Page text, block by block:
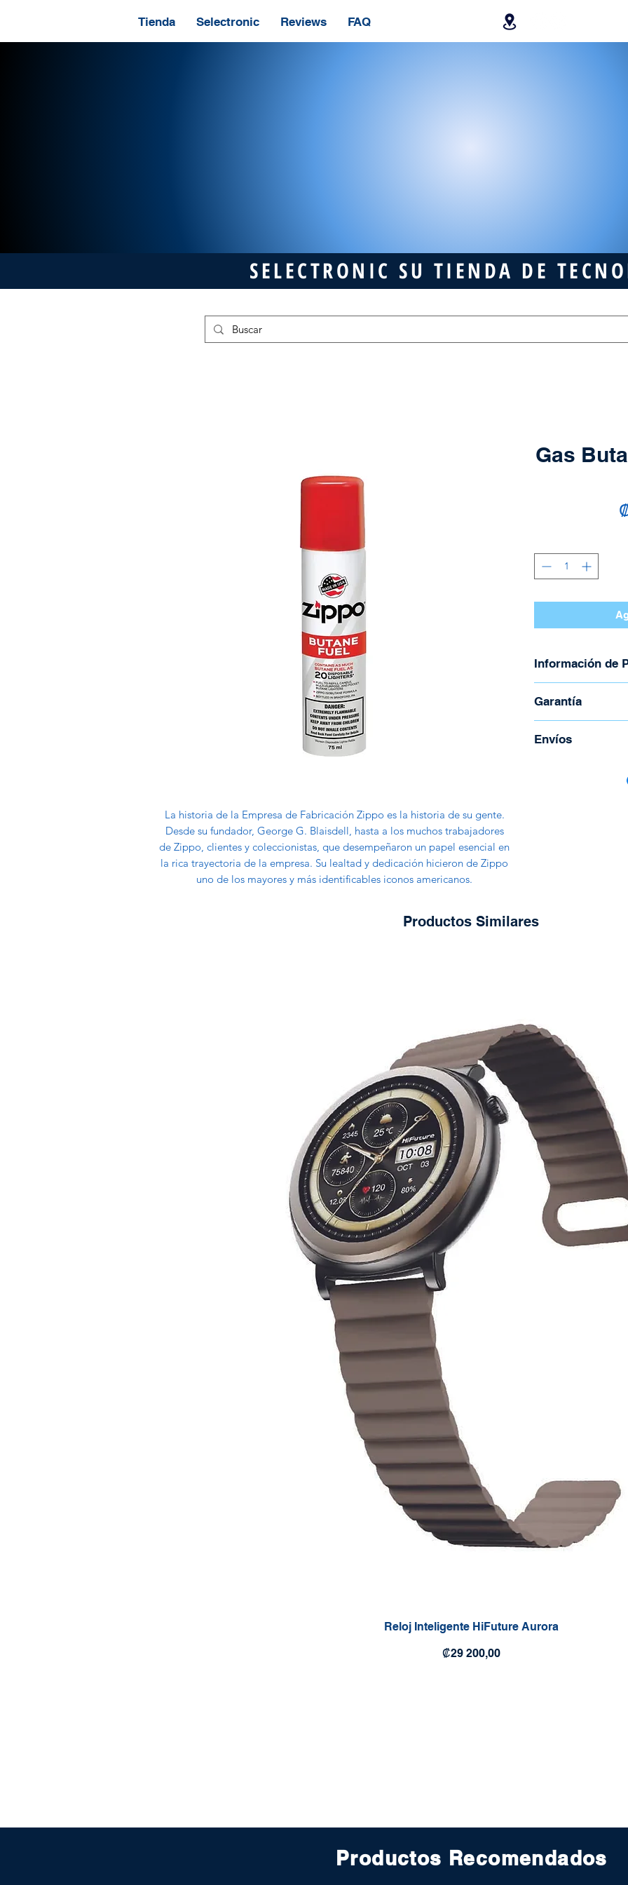
Tienda Selectronic Reviews FAQ
SELECTRONIC SU TIENDA DE
La historia de la Empresa de Fabricación Zippo es la historia de su gente.
Desde su fundador, George G. Blaisdell, hasta a los muchos trabajadores
de Zippo, clientes y coleccionistas, que desempeñaron un papel esencial en
la rica trayectoria de la empresa. Su lealtad y dedicación hicieron de Zippo
uno de los mayores y más identificables iconos americanos.
Gas
Información de
Cantidad: 75ml
Para usar con
de velas,
Para usar con
Garantía
Envíos
Todos los envíos
Productos Similares
Reloj Inteligente HiFuture Aurora
Precio
₡29 200,00
Productos Recomendados